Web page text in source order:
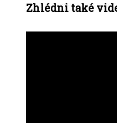
Zhlédni také